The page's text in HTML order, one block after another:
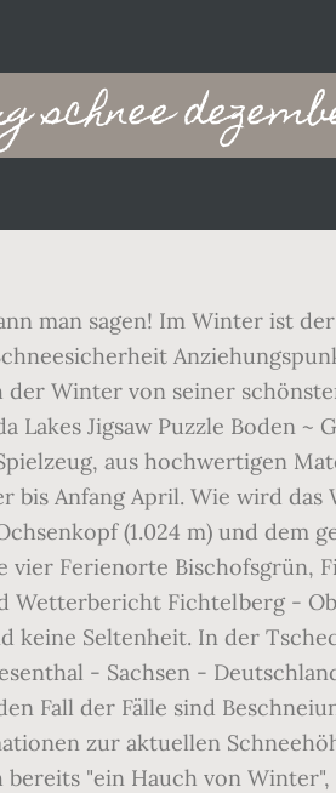
schnee
man sagen! Im Winter ist
Winter von seiner
Lakes Jigsaw Puzzle Boden
aus hochwertigen
bis Anfang April. Wie wird
(1.024 m) und dem
vier Ferienorte Bischofsgrün,
Wetterbericht Fichtelberg -
keine Seltenheit. In der
- Sachsen -
Fall der Fälle sind
zur aktuellen
"ein Hauch von